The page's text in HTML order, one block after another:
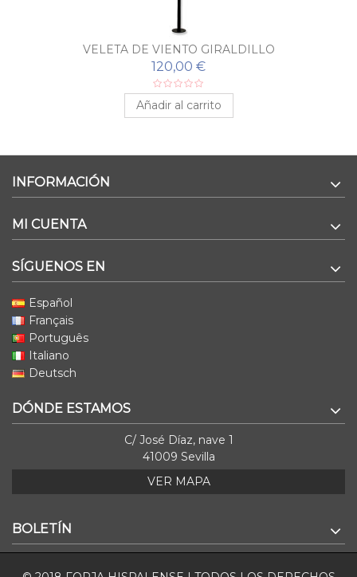
VELETA DE VIENTO GIRALDILLO
120,00 €
Añadir al carrito
INFORMACIÓN
MI CUENTA
SÍGUENOS EN
Español
Français
Português
Italiano
Deutsch
DÓNDE ESTAMOS
C/ José Díaz, nave 1
41009 Sevilla
VER MAPA
BOLETÍN